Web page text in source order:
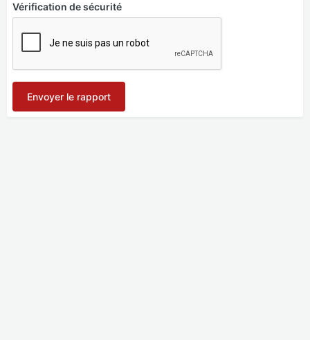
Vérification de sécurité
Envoyer le rapport